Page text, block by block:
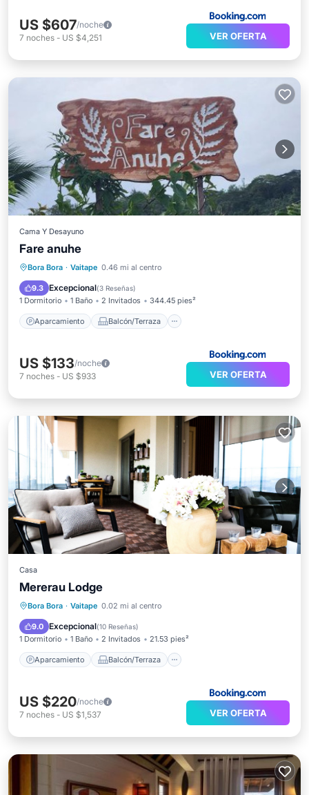
US $607/noche
7 noches - US $4,251 VER OFERTA
Cama Y Desayuno
Fare anuhe
Bora Bora · Vaitape 0.46 mi al centro
9.3 Excepcional(3 Reseñas)
1 Dormitorio 1 Baño 2 Invitados 344.45 pies²
Aparcamiento Balcón/Terraza
Aparcamiento
Balcón/Terraza
Vistas
Aire acondicionado
US $133/noche
7 noches - US $933 VER OFERTA
Casa
Mererau Lodge
Bora Bora · Vaitape 0.02 mi al centro
9.0 Excepcional(10 Reseñas)
1 Dormitorio 1 Baño 2 Invitados 21.53 pies²
Aparcamiento Balcón/Terraza
Aparcamiento
Balcón/Terraza
Vistas
Aire acondicionado
US $220/noche
7 noches - US $1,537 VER OFERTA